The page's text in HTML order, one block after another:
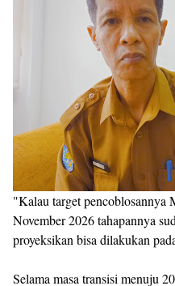
"Kalau target pencoblosannya
November 2026 tahapannya
proyeksikan bisa dilakukan
Selama masa transisi menuju